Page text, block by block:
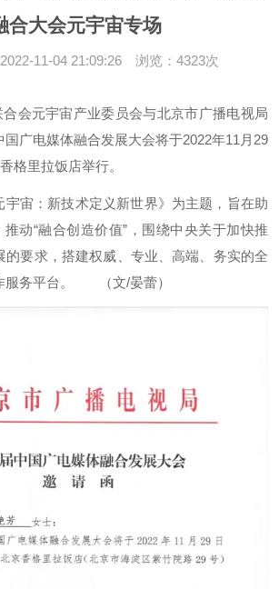
合大会元宇宙专场
11-04 21:09:26 浏览：4323次
会元宇宙产业委员会与北京市广播电视局
广电媒体融合发展大会将于2022年11月29
格里拉饭店举行。
宙：新技术定义新世界》为主题，旨在助
推动“融合创造价值”，围绕中央关于加快推
的要求，搭建权威、专业、高端、务实的全
服务平台。 （文/晏蕾）